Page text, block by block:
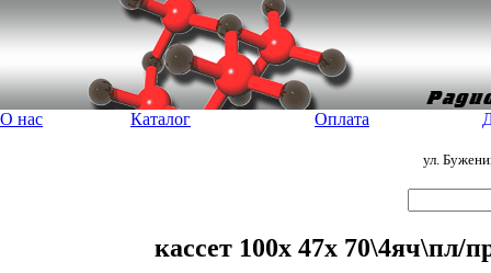
О нас Каталог Оплата
ул.
кассет 100x 47x